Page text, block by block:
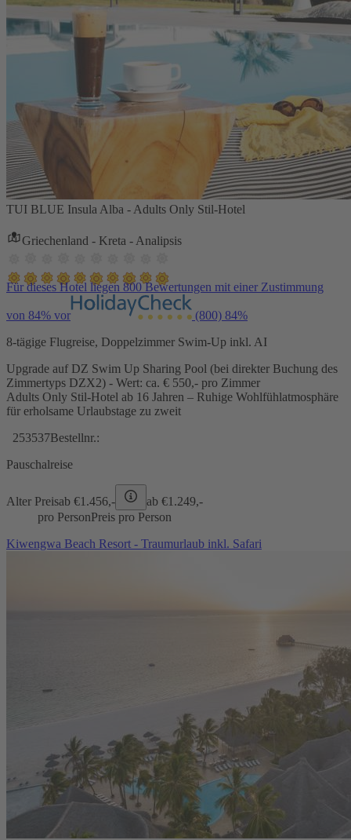
TUI BLUE Insula Alba - Adults Only Stil-Hotel
Griechenland - Kreta - Analipsis
Für dieses Hotel liegen 800 Bewertungen mit einer Zustimmung
von 84% vor (800) 84%
8-tägige Flugreise, Doppelzimmer Swim-Up inkl. AI
Upgrade auf DZ Swim Up Sharing Pool (bei direkter Buchung des
Zimmertyps DZX2) - Wert: ca. € 550,- pro Zimmer
Adults Only Stil-Hotel ab 16 Jahren – Ruhige Wohlfühlatmosphäre
für erholsame Urlaubstage zu zweit
253537Bestellnr.:
Pauschalreise
Alter Preisab €1.456,- ab €1.249,-
pro PersonPreis pro Person
Kiwengwa Beach Resort - Traumurlaub inkl. Safari